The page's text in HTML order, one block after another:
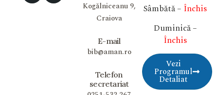
Sâmbătă – Închis
Duminică –
Închis
Vezi
Programul
Detaliat
Kogălniceanu 9,
Craiova
E-mail
bib@aman.ro
Telefon
secretariat